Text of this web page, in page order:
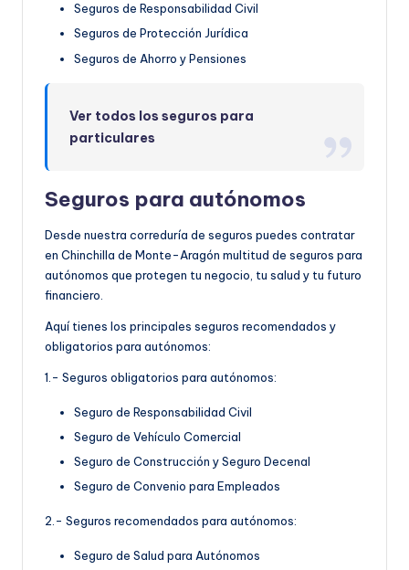
Seguros de Responsabilidad Civil
Seguros de Protección Jurídica
Seguros de Ahorro y Pensiones
Ver todos los seguros para
particulares
Seguros para autónomos
Desde nuestra correduría de seguros puedes contratar
en Chinchilla de Monte-Aragón multitud de seguros para
autónomos que protegen tu negocio, tu salud y tu futuro
financiero.
Aquí tienes los principales seguros recomendados y
obligatorios para autónomos:
1.- Seguros obligatorios para autónomos:
Seguro de Responsabilidad Civil
Seguro de Vehículo Comercial
Seguro de Construcción y Seguro Decenal
Seguro de Convenio para Empleados
2.- Seguros recomendados para autónomos:
Seguro de Salud para Autónomos